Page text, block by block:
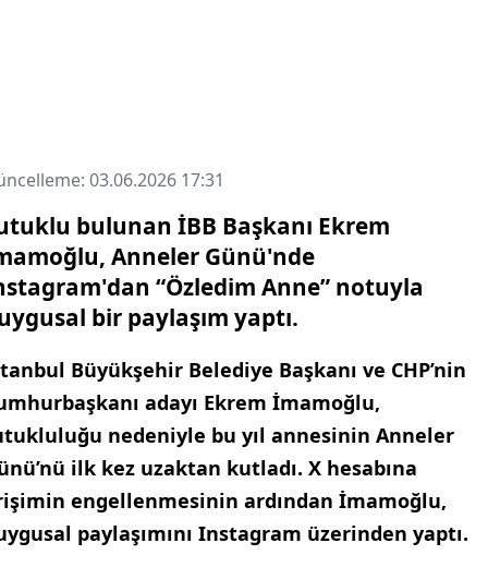
03.06.2026 17:31
bulunan İBB Başkanı Ekrem
Anneler Günü'nde
“Özledim Anne” notuyla
bir paylaşım yaptı.
Büyükşehir Belediye Başkanı ve CHP’nin
adayı Ekrem İmamoğlu,
nedeniyle bu yıl annesinin Anneler
ilk kez uzaktan kutladı. X hesabına
engellenmesinin ardından İmamoğlu,
paylaşımını Instagram üzerinden yaptı.